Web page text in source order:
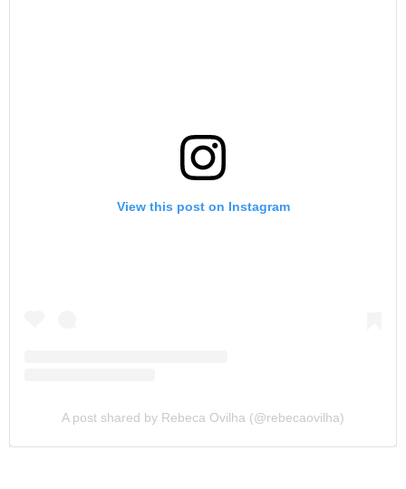
View this post on Instagram
A post shared by Rebeca Ovilha (@rebecaovilha)